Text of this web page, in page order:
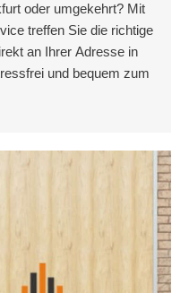
oder umgekehrt? Mit
treffen Sie die richtige
an Ihrer Adresse in
und bequem zum